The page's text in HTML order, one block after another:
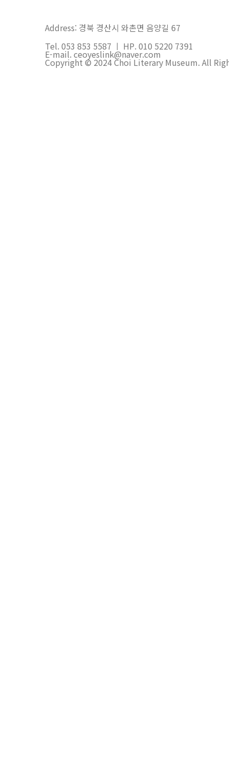
Address: 경북 경산시 와촌면 음양길 67
Tel. 053 853 5587 ㅣ HP. 010 5220 7391
E-mail. ceoyeslink@naver.com
Copyright © 2024 Choi Literary Museum. All